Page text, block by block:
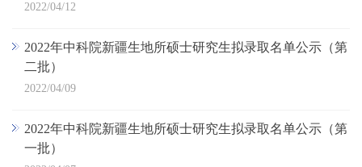
2022/04/12
2022年中科院新疆生地所硕士研究生拟录取名单公示（第
二批）
2022/04/09
2022年中科院新疆生地所硕士研究生拟录取名单公示（第
一批）